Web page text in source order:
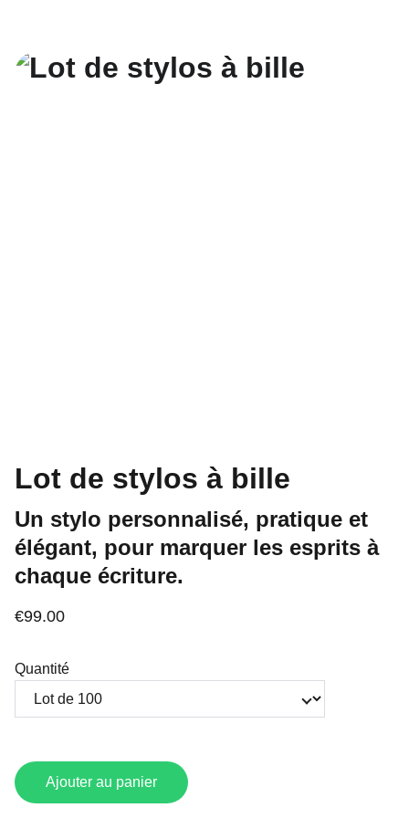
Lot de stylos à bille
Un stylo personnalisé, pratique et
élégant, pour marquer les esprits à
chaque écriture.
€99.00
Quantité
Ajouter au panier